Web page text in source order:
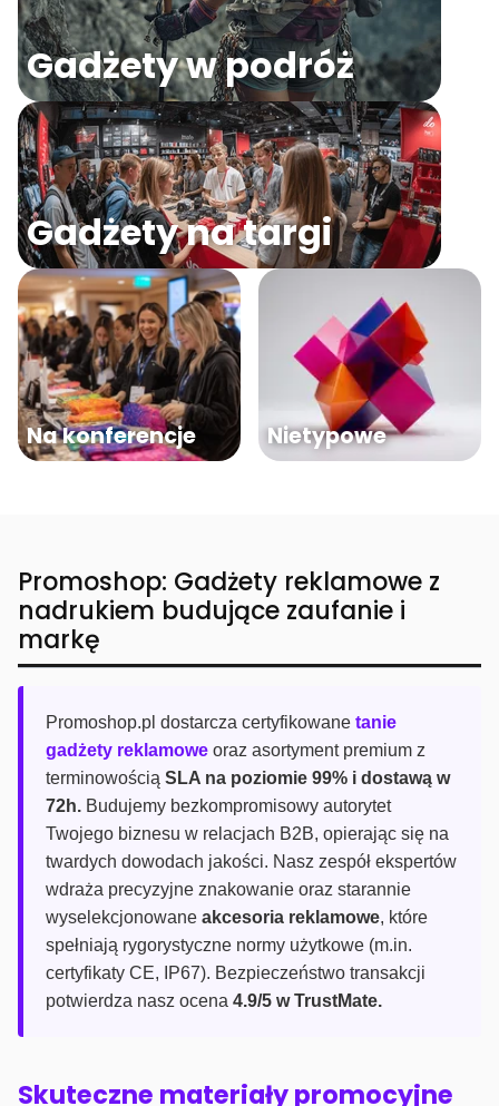
Gadżety w podróż
Gadżety na targi
Na konferencje Nietypowe
Promoshop: Gadżety reklamowe z
nadrukiem budujące zaufanie i
markę
Promoshop.pl dostarcza certyfikowane tanie
gadżety reklamowe oraz asortyment premium z
terminowością SLA na poziomie 99% i dostawą w
72h. Budujemy bezkompromisowy autorytet
Twojego biznesu w relacjach B2B, opierając się na
twardych dowodach jakości. Nasz zespół ekspertów
wdraża precyzyjne znakowanie oraz starannie
wyselekcjonowane akcesoria reklamowe, które
spełniają rygorystyczne normy użytkowe (m.in.
certyfikaty CE, IP67). Bezpieczeństwo transakcji
potwierdza nasz ocena 4.9/5 w TrustMate.
Skuteczne materiały promocyjne